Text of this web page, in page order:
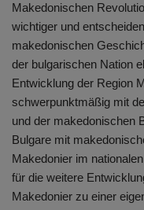
Makedonischen
wichtiger und
makedonischen
der bulgarischen Nation
Entwicklung der Region
schwerpunktmäßig mit
und der makedonischen
Bulgare mit
Makedonier im
für die weitere
Makedonier zu einer